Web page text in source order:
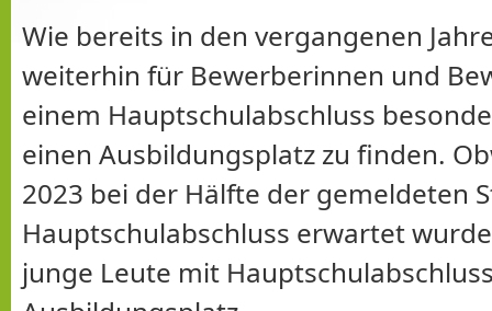
Wie bereits in den vergangenen
weiterhin für Bewerberinnen und
einem Hauptschulabschluss
einen Ausbildungsplatz zu finden.
2023 bei der Hälfte der gemeldeten
Hauptschulabschluss erwartet
junge Leute mit